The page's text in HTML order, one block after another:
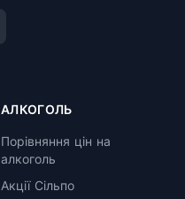
АЛКОГОЛЬ
Порівняння цін на
алкоголь
Акції Сільпо